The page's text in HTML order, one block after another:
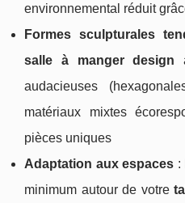
environnemental réduit
Formes sculpturales
salle à manger design
audacieuses
matériaux mixtes
pièces uniques
Adaptation aux espaces :
minimum autour de votre